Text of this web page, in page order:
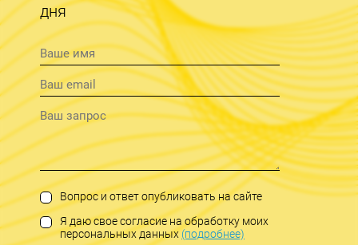
дня
Вопрос и ответ опубликовать на сайте
Я даю свое согласие на обработку моих
персональных данных(подробнее)